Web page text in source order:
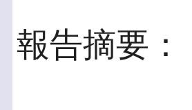
報告摘要：